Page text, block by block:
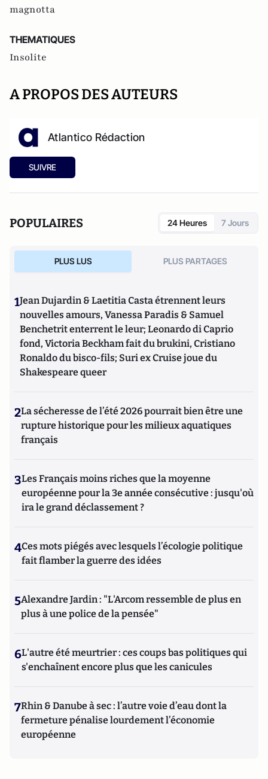
magnotta
THEMATIQUES
Insolite
A PROPOS DES AUTEURS
Atlantico Rédaction
SUIVRE
POPULAIRES 24 Heures 7 Jours
PLUS LUS PLUS PARTAGES
1Jean Dujardin & Laetitia Casta étrennent leurs
nouvelles amours, Vanessa Paradis & Samuel
Benchetrit enterrent le leur; Leonardo di Caprio
fond, Victoria Beckham fait du brukini, Cristiano
Ronaldo du bisco-fils; Suri ex Cruise joue du
Shakespeare queer
2La sécheresse de l’été 2026 pourrait bien être une
rupture historique pour les milieux aquatiques
français
3Les Français moins riches que la moyenne
européenne pour la 3e année consécutive : jusqu'où
ira le grand déclassement ?
4Ces mots piégés avec lesquels l’écologie politique
fait flamber la guerre des idées
5Alexandre Jardin : "L'Arcom ressemble de plus en
plus à une police de la pensée"
6L'autre été meurtrier : ces coups bas politiques qui
s'enchaînent encore plus que les canicules
7Rhin & Danube à sec : l’autre voie d’eau dont la
fermeture pénalise lourdement l’économie
européenne